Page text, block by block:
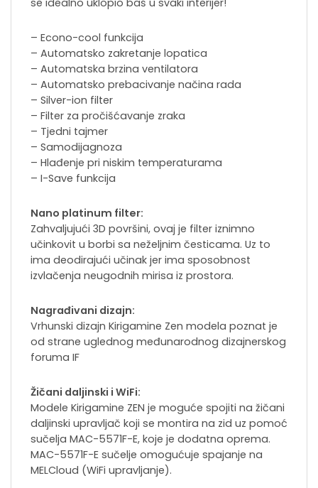
– Econo-cool funkcija
– Automatsko zakretanje lopatica
– Automatska brzina ventilatora
– Automatsko prebacivanje načina rada
– Silver-ion filter
– Filter za pročišćavanje zraka
– Tjedni tajmer
– Samodijagnoza
– Hlađenje pri niskim temperaturama
– I-Save funkcija
Nano platinum filter:
Zahvaljujući 3D površini, ovaj je filter iznimno
učinkovit u borbi sa neželjnim česticama. Uz to
ima deodirajući učinak jer ima sposobnost
izvlačenja neugodnih mirisa iz prostora.
Nagrađivani dizajn:
Vrhunski dizajn Kirigamine Zen modela poznat je
od strane uglednog međunarodnog dizajnerskog
foruma IF
Žičani daljinski i WiFi:
Modele Kirigamine ZEN je moguće spojiti na žičani
daljinski upravljač koji se montira na zid uz pomoć
sučelja MAC-5571F-E, koje je dodatna oprema.
MAC-5571F-E sučelje omogućuje spajanje na
MELCloud (WiFi upravljanje).